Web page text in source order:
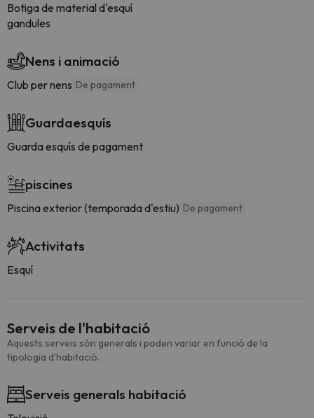
Botiga de material d'esquí
gandules
Nens i animació
Club per nens De pagament
Guardaesquís
Guarda esquís de pagament
piscines
Piscina exterior (temporada d'estiu) De pagament
Activitats
Esquí
Serveis de l'habitació
Aquests serveis són generals i poden variar en funció de la
tipologia d'habitació.
Serveis generals habitació